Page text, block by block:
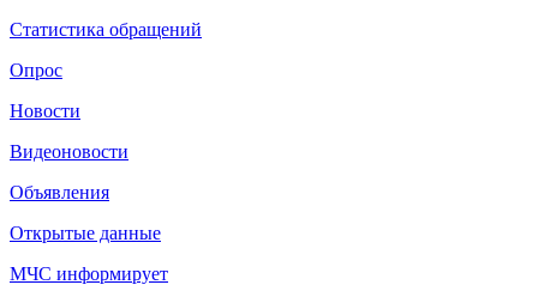
Статистика обращений
Опрос
Новости
Видеоновости
Объявления
Открытые данные
МЧС информирует